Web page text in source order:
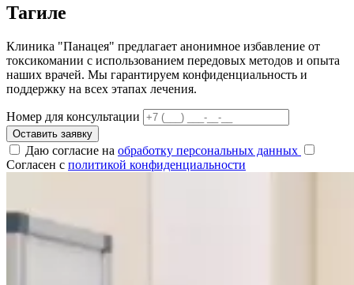
Тагиле
Клиника "Панацея" предлагает анонимное избавление от
токсикомании с использованием передовых методов и опыта
наших врачей. Мы гарантируем конфиденциальность и
поддержку на всех этапах лечения.
Номер для консультации
Оставить заявку
Даю согласие на обработку персональных данных
Согласен с политикой конфиденциальности